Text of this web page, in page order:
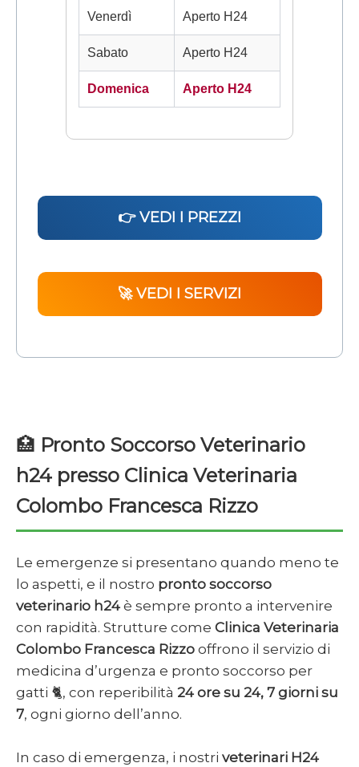
Venerdì Aperto H24
Sabato Aperto H24
Domenica Aperto H24
👉 VEDI I PREZZI
🚀 VEDI I SERVIZI
🏥 Pronto Soccorso Veterinario
h24 presso Clinica Veterinaria
Colombo Francesca Rizzo
Le emergenze si presentano quando meno te
lo aspetti, e il nostro pronto soccorso
veterinario h24 è sempre pronto a intervenire
con rapidità. Strutture come Clinica Veterinaria
Colombo Francesca Rizzo offrono il servizio di
medicina d’urgenza e pronto soccorso per
gatti 🐈, con reperibilità 24 ore su 24, 7 giorni su
7, ogni giorno dell’anno.
In caso di emergenza, i nostri veterinari H24